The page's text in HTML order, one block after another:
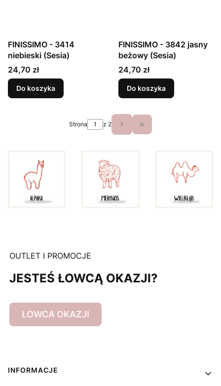
FINISSIMO - 3414
niebieski (Sesia)
Cena
24,70 zł
Do koszyka
FINISSIMO - 3842 jasny
beżowy (Sesia)
Cena
24,70 zł
Do koszyka
Strona z 2 Przejdź do ostatniej
OUTLET I PROMOCJE
JESTEŚ ŁOWCĄ OKAZJI?
ŁOWCA OKAZJI
Linki w stopce
INFORMACJE